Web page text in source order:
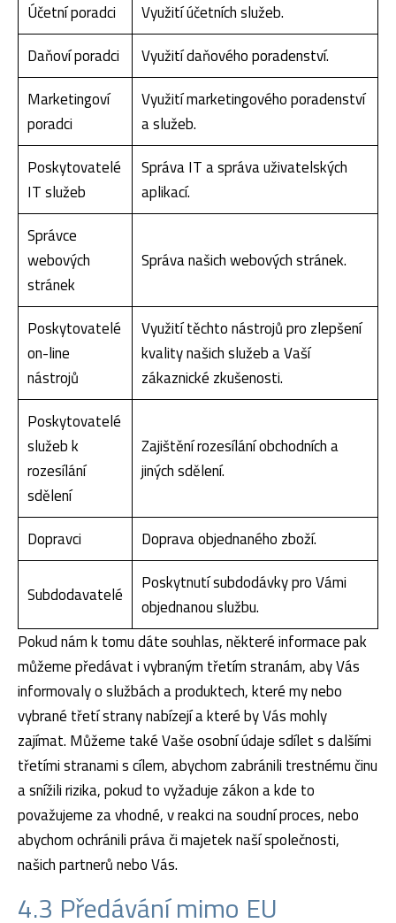
Účetní poradci
Využití účetních služeb.
Daňoví poradci
Využití daňového poradenství.
Marketingoví
poradci
Využití marketingového poradenství
a služeb.
Poskytovatelé
IT služeb
Správa IT a správa uživatelských
aplikací.
Správce
webových
stránek
Správa našich webových stránek.
Poskytovatelé
on-line
nástrojů
Využití těchto nástrojů pro zlepšení
kvality našich služeb a Vaší
zákaznické zkušenosti.
Poskytovatelé
služeb k
rozesílání
sdělení
Zajištění rozesílání obchodních a
jiných sdělení.
Dopravci Doprava objednaného zboží.
Subdodavatelé
Poskytnutí subdodávky pro Vámi
objednanou službu.
Pokud nám k tomu dáte souhlas, některé informace pak
můžeme předávat i vybraným třetím stranám, aby Vás
informovaly o službách a produktech, které my nebo
vybrané třetí strany nabízejí a které by Vás mohly
zajímat. Můžeme také Vaše osobní údaje sdílet s dalšími
třetími stranami s cílem, abychom zabránili trestnému činu
a snížili rizika, pokud to vyžaduje zákon a kde to
považujeme za vhodné, v reakci na soudní proces, nebo
abychom ochránili práva či majetek naší společnosti,
našich partnerů nebo Vás.
4.3 Předávání mimo EU